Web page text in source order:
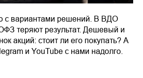
с вариантами решений. В ВДО
теряют результат. Дешевый и
акций: стоит ли его покупать? А
и YouTube с нами надолго.